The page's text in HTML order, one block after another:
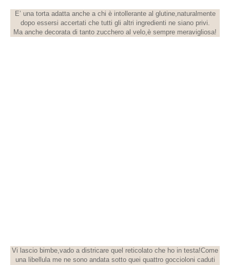
E’ una torta adatta anche a chi è intollerante al glutine,naturalmente
dopo essersi accertati che tutti gli altri ingredienti ne siano privi.
Ma anche decorata di tanto zucchero al velo,è sempre meravigliosa!
Vi lascio bimbe,vado a districare quel reticolato che ho in testa!Come
una libellula me ne sono andata sotto quei quattro goccioloni caduti